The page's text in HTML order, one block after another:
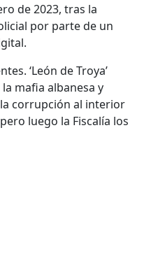
de 2023, tras la
por parte de un
‘León de Troya’
mafia albanesa y
corrupción al interior
luego la Fiscalía los